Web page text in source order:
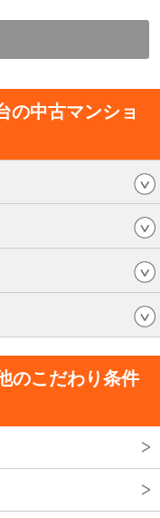
中古マンショ
のこだわり条件